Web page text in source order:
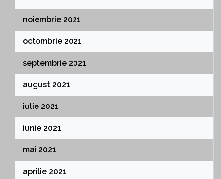
noiembrie 2021
octombrie 2021
septembrie 2021
august 2021
iulie 2021
iunie 2021
mai 2021
aprilie 2021